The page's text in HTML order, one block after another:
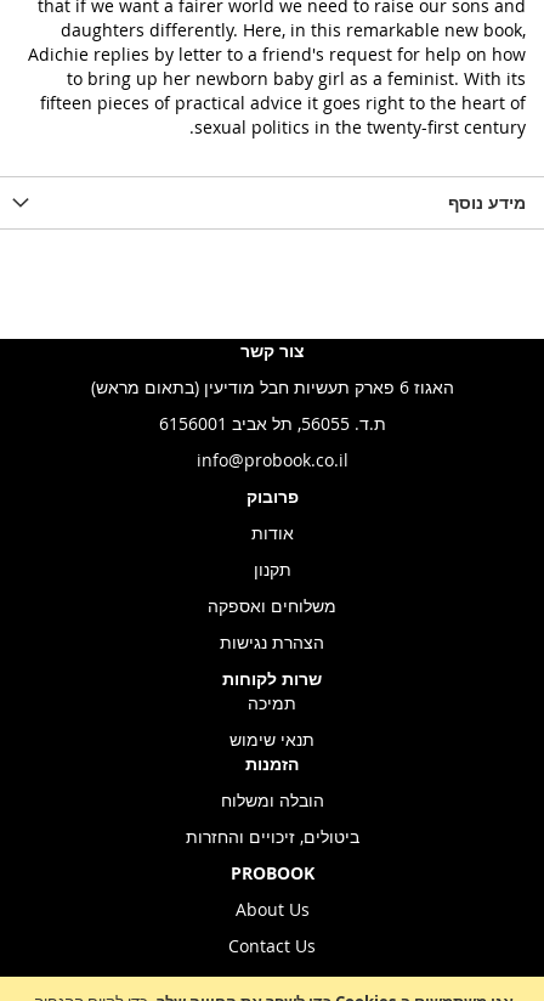
that if we want a fairer world we need to raise our sons and
daughters differently. Here, in this remarkable new book,
Adichie replies by letter to a friend's request for help on how
to bring up her newborn baby girl as a feminist. With its
fifteen pieces of practical advice it goes right to the heart of
sexual politics in the twenty-first century.
מידע נוסף
צור קשר
האגוז 6 פארק תעשיות חבל מודיעין (בתאום מראש)
ת.ד. 56055, תל אביב 6156001
info@probook.co.il
פרובוק
אודות
תקנון
משלוחים ואספקה
הצהרת נגישות
שרות לקוחות
תמיכה
תנאי שימוש
הזמנות
הובלה ומשלוח
ביטולים, זיכויים והחזרות
PROBOOK
About Us
Contact Us
Store Location